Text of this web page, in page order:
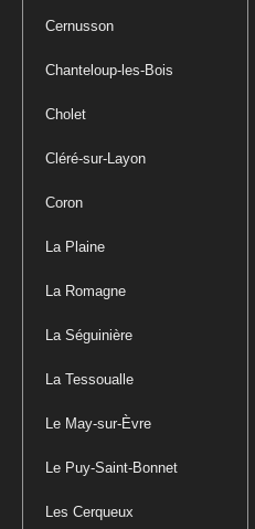
Cernusson
Chanteloup-les-Bois
Cholet
Cléré-sur-Layon
Coron
La Plaine
La Romagne
La Séguinière
La Tessoualle
Le May-sur-Èvre
Le Puy-Saint-Bonnet
Les Cerqueux